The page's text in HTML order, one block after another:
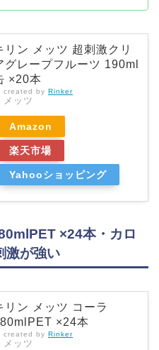
リン メッツ 超刺激クリ
グレープフルーツ 190ml
×20本
created by Rinker
メッツ
Amazon
楽天市場
Yahooショッピング
×24本・カロ
激が強い
リン メッツ コーラ
×24本
created by Rinker
メッツ